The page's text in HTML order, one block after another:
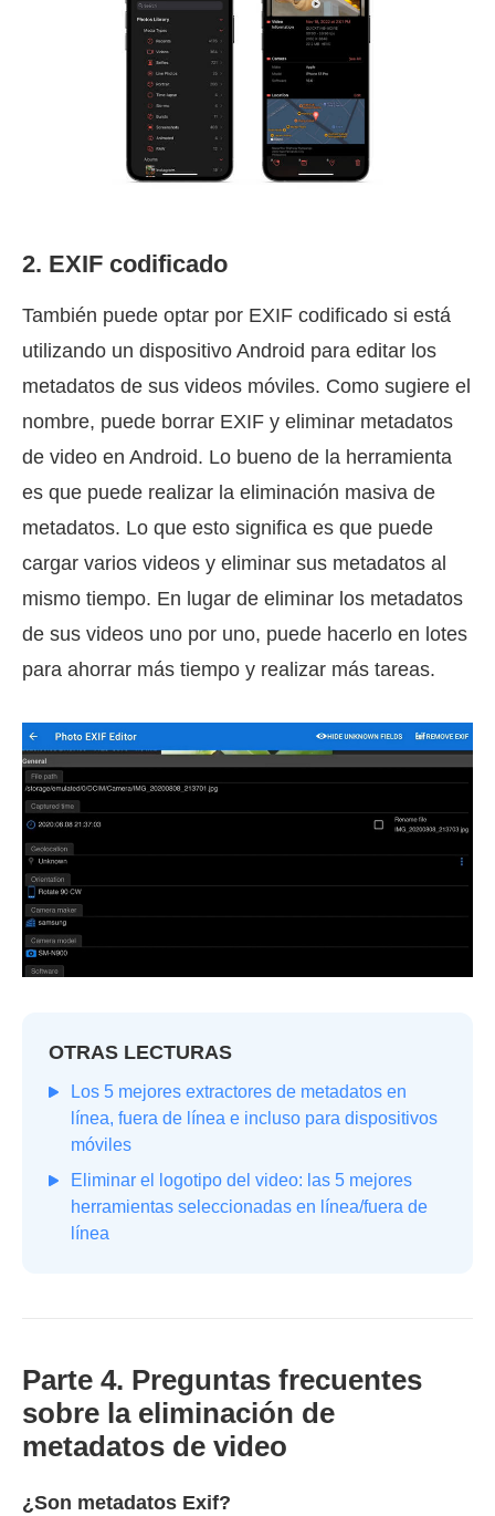
2. EXIF codificado
También puede optar por EXIF codificado si está
utilizando un dispositivo Android para editar los
metadatos de sus videos móviles. Como sugiere el
nombre, puede borrar EXIF y eliminar metadatos
de video en Android. Lo bueno de la herramienta
es que puede realizar la eliminación masiva de
metadatos. Lo que esto significa es que puede
cargar varios videos y eliminar sus metadatos al
mismo tiempo. En lugar de eliminar los metadatos
de sus videos uno por uno, puede hacerlo en lotes
para ahorrar más tiempo y realizar más tareas.
OTRAS LECTURAS
Los 5 mejores extractores de metadatos en
línea, fuera de línea e incluso para dispositivos
móviles
Eliminar el logotipo del video: las 5 mejores
herramientas seleccionadas en línea/fuera de
línea
Parte 4. Preguntas frecuentes
sobre la eliminación de
metadatos de video
¿Son metadatos Exif?